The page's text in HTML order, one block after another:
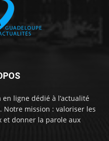
ligne dédié à l’actualité
Notre mission : valoriser les
et donner la parole aux